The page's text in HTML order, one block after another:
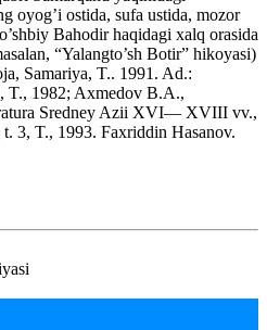
oyog’i ostida, sufa ustida, mozor
Bahodir haqidagi xalq orasida
“Yalangto’sh Botir” hikoyasi)
Samariya, T.. 1991. Ad.:
T., 1982; Axmedov B.A.,
Sredney Azii XVI— XVIII vv.,
3, T., 1993. Faxriddin Hasanov.